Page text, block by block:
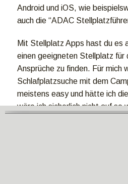
Android und iOS, wie
auch die “ADAC
Mit Stellplatz Apps hast du es
einen geeigneten Stellplatz für
Ansprüche zu finden. Für mich
Schlafplatzsuche mit dem
meistens easy und hätte ich
wäre ich sicherlich nicht auf so